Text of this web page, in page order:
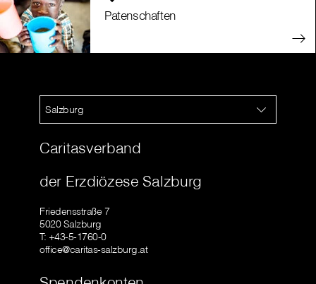
Patenschaften
Salzburg
Caritasverband
der Erzdiözese Salzburg
Friedensstraße 7
5020 Salzburg
T: +43-5-1760-0
office@caritas-salzburg.at